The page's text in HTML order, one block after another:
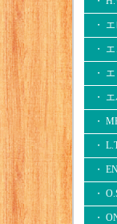
・
・
・
・
・
・
・
・
・